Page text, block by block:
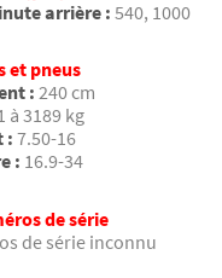
arrière :540, 1000
et pneus
: 240 cm
à 3189 kg
: 7.50-16
: 16.9-34
de série
de série inconnu